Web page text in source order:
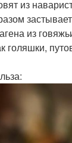
из
из
голяшки,